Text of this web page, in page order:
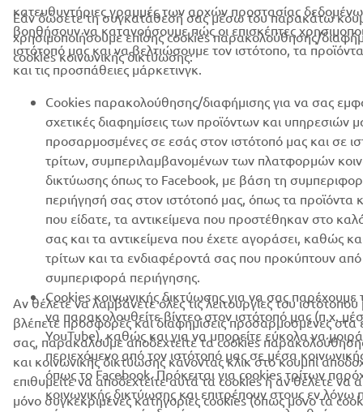
Διαβάστε την Πολιτική Απορρήτου μας για να μάθετε πώς
επεξεργαζόμαστε τα προσωπικά σας δεδομένα:Πολιτική
απορρήτου
Greece (Greek)
© Copyright - 2026 Yamaha Motor Europe N.V. - All Rights
Reserved
Δήλωση ΑπορρήτουCookiesΟροι και Προϋποθέσεις
κατευθυντήριες γραμμές των αρχών προστασίας
βοηθήσουν να κατανοήσουμε πώς οι επισκέπτες
ιστότοπό μας και να βελτιώσουμε τον ιστότοπο, τα
και τις προσπάθειες μάρκετινγκ.
Εάν δώσετε τη συγκατάθεσή σας μέσω του παρακάτω
χρησιμοποιήσουμε επίσης cookies παρακολούθησης/
cookies κοινωνικής δικτύωσης:
Cookies παρακολούθησης/διαφήμισης για να σας
σχετικές διαφημίσεις των προϊόντων και υπηρεσιών
προσαρμοσμένες σε εσάς στον ιστότοπό μας και σε
τρίτων, συμπεριλαμβανομένων των πλατφορμών
δικτύωσης όπως το Facebook, με βάση τη
περιήγησή σας στον ιστότοπό μας, όπως τα προϊόντα
που είδατε, τα αντικείμενα που προστέθηκαν στο
σας και τα αντικείμενα που έχετε αγοράσει, καθώς
τρίτων και τα ενδιαφέροντά σας που προκύπτουν
συμπεριφορά περιήγησης.
Cookies κοινωνικής δικτύωσης για να σας παρέχουμε
να παρακολουθείτε βίντεο στον ιστότοπό μας (π.χ.
YouTube), καθώς και για να μπορείτε εύκολα να
περιεχόμενο από τον ιστότοπό μας σε μέσα
όπως το Facebook. Πρόκειται για cookies τρίτων
κοινωνικής δικτύωσης και επιτρέπουν στους εν λόγω
Αν θέλετε να λαμβάνετε όλες τις λειτουργίες του
βλέπετε προσφορές και διαφημίσεις προσαρμοσμένες στα
σας, παρακαλούμε αποδεχτείτε τα cookies
και κοινωνικής δικτύωσης κάνοντας κλικ στο κουμπί
επιθυμείτε να αποδεχτείτε αυτά τα cookies ή αν θέλετε να
μόνο συγκεκριμένες κατηγορίες cookies (όπως μόνο τα